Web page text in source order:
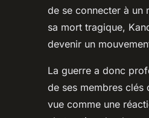
de se connecter à un
sa mort tragique,
devenir un
La guerre a donc
de ses membres clés
vue comme une